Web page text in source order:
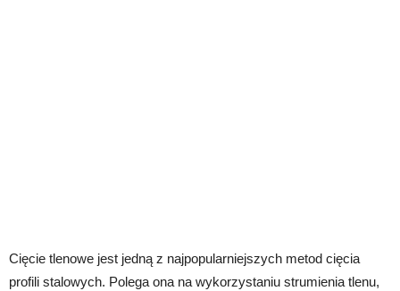
Cięcie tlenowe jest jedną z najpopularniejszych metod cięcia
profili stalowych. Polega ona na wykorzystaniu strumienia tlenu,